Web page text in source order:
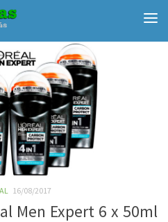
16/08/2017
Men Expert 6 x 50ml